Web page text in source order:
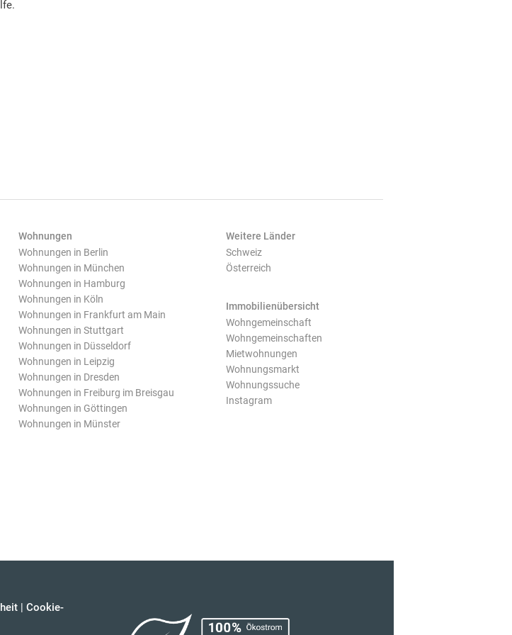
Wohnungen
Wohnungen in Berlin
Wohnungen in München
Wohnungen in Hamburg
Wohnungen in Köln
Wohnungen in Frankfurt am Main
Wohnungen in Stuttgart
Wohnungen in Düsseldorf
Wohnungen in Leipzig
Wohnungen in Dresden
Wohnungen in Freiburg im Breisgau
Wohnungen in Göttingen
Wohnungen in Münster
Weitere Länder
Schweiz
Österreich
Immobilienübersicht
Wohngemeinschaft
Wohngemeinschaften
Mietwohnungen
Wohnungsmarkt
Wohnungssuche
Instagram
| Cookie-